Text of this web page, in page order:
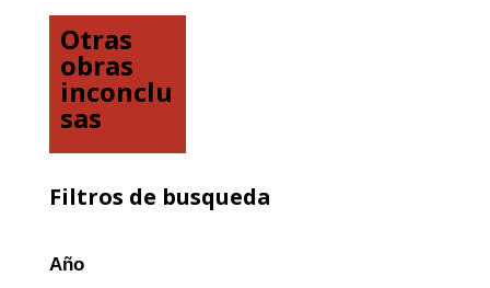
Otras
obras
inconclu
sas
Filtros de busqueda
Año